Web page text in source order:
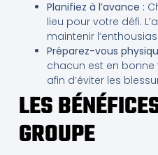
Planifiez à l’avance :
lieu pour votre défi.
maintenir
Préparez-vous
chacun est en
afin d’éviter les
LES
GROUPE